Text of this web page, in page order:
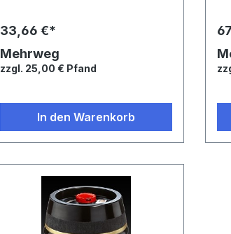
33,66 €*
Mehrweg
zzgl. 25,00 € Pfand
In den Warenkorb